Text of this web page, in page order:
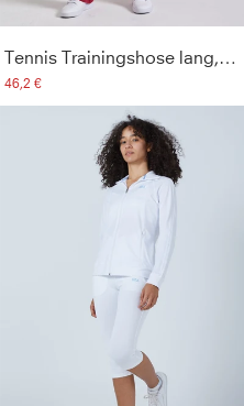
Tennis Trainingshose lang, bordeaux rot
46,2 €